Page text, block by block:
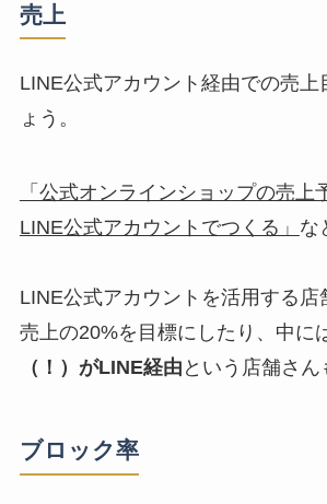
売上
LINE公式アカウント経由での売上
ょう。
「公式オンラインショップの売上
LINE公式アカウントでつくる」 な
LINE公式アカウントを活用する店
売上の20%を目標にしたり、中に
（！）がLINE経由 という店舗さん
ブロック率